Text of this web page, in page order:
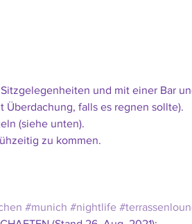
und mit einer Bar
Überdachung, falls es regnen sollte).
(siehe unten).
zu kommen.
#munich #nightlife